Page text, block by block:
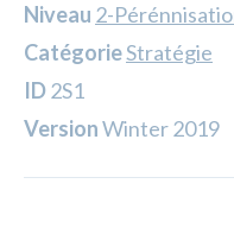
Niveau 2-
CatégorieStratégie
ID 2S1
VersionWinter 2019